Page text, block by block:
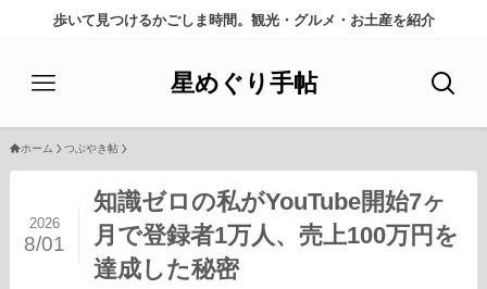
歩いて見つけるかごしま時間。観光・グルメ・お土産を紹介
星めぐり手帖
ホーム つぶやき帖
知識ゼロの私がYouTube開始7ヶ
月で登録者1万人、売上100万円を
達成した秘密
2026
8/01